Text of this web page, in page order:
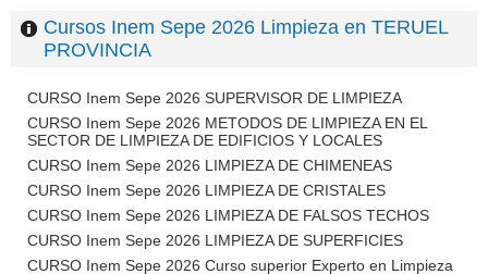
Cursos Inem Sepe 2026 Limpieza en TERUEL
PROVINCIA
CURSO Inem Sepe 2026 SUPERVISOR DE LIMPIEZA
CURSO Inem Sepe 2026 METODOS DE LIMPIEZA EN EL
SECTOR DE LIMPIEZA DE EDIFICIOS Y LOCALES
CURSO Inem Sepe 2026 LIMPIEZA DE CHIMENEAS
CURSO Inem Sepe 2026 LIMPIEZA DE CRISTALES
CURSO Inem Sepe 2026 LIMPIEZA DE FALSOS TECHOS
CURSO Inem Sepe 2026 LIMPIEZA DE SUPERFICIES
CURSO Inem Sepe 2026 Curso superior Experto en Limpieza